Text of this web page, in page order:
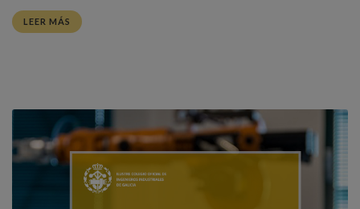
LEER MÁS